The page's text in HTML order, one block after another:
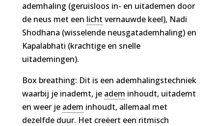
ademhaling (geruisloos in- en uitademen door
de neus met een licht vernauwde keel), Nadi
Shodhana (wisselende neusgatademhaling) en
Kapalabhati (krachtige en snelle
uitademingen).
Box breathing: Dit is een ademhalingstechniek
waarbij je inademt, je adem inhoudt, uitademt
en weer je adem inhoudt, allemaal met
dezelfde duur. Het creëert een ritmisch